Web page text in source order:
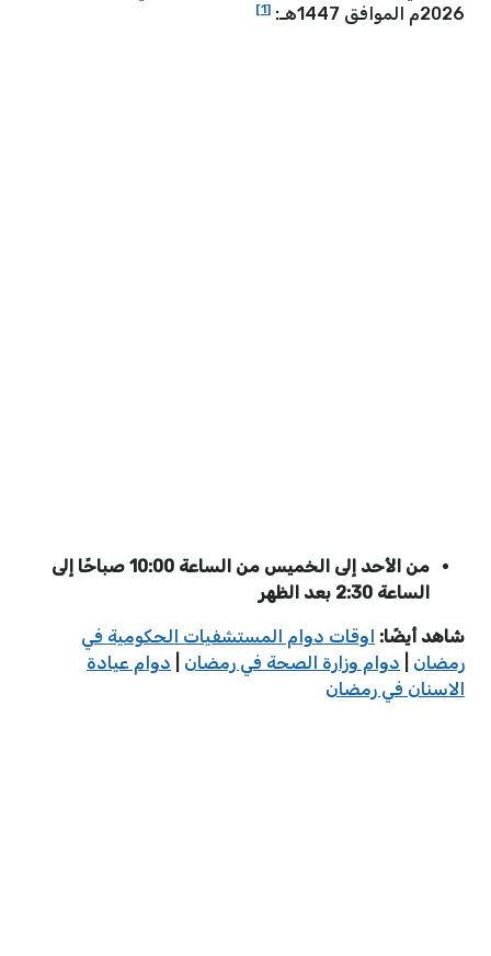
2026م الموافق 1447هـ:
[1]
من الأحد إلى الخميس من الساعة 10:00 صباحًا إلى
الساعة 2:30 بعد الظهر
شاهد أيضًا: اوقات دوام المستشفيات الحكومية في
رمضان
دوام وزارة الصحة في رمضان
دوام عيادة
الاسنان في رمضان